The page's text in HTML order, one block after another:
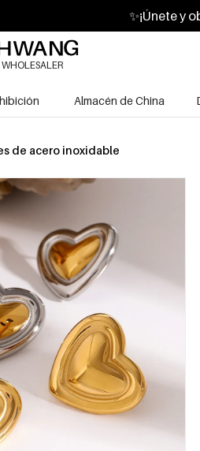
✨¡Únete y
Almacén de China
de acero inoxidable